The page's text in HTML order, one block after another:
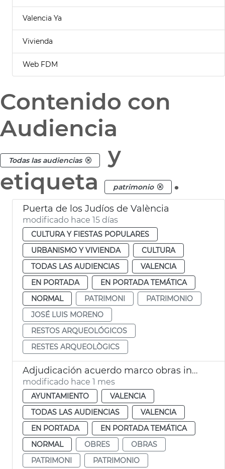
Valencia Ya
Vivienda
Web FDM
Contenido con
Audiencia
Todas las audiencias
y
etiqueta
patrimonio .
Puerta de los Judíos de València
modificado hace 15 días
CULTURA Y FIESTAS POPULARES
URBANISMO Y VIVIENDA
CULTURA
TODAS LAS AUDIENCIAS
VALENCIA
EN PORTADA
EN PORTADA TEMÁTICA
NORMAL
PATRIMONI
PATRIMONIO
JOSÉ LUIS MORENO
RESTOS ARQUEOLÓGICOS
RESTES ARQUEOLÒGICS
Adjudicación acuerdo marco obras inmuebles municipales València
modificado hace 1 mes
AYUNTAMIENTO
VALENCIA
TODAS LAS AUDIENCIAS
VALENCIA
EN PORTADA
EN PORTADA TEMÁTICA
NORMAL
OBRES
OBRAS
PATRIMONI
PATRIMONIO